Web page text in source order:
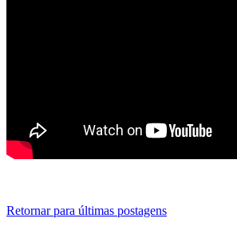
Retornar para últimas postagens